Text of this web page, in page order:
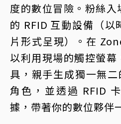
度的數位冒險。粉絲
的 RFID 互動設備（
片形式呈現）。在
以利用現場的觸控螢
具，親手生成獨一無二
角色，並透過 RFID
據，帶著你的數位夥伴